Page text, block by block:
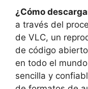
¿Cómo
a través del
de VLC, un
de código
en todo el
sencilla y